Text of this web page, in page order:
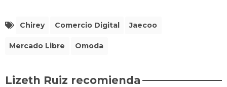
Chirey Comercio Digital Jaecoo
Mercado Libre Omoda
Lizeth Ruiz recomienda